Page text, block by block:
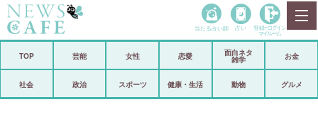
政治
当たる占い師 占い 登録• ログイン
マイルーム
TOP 芸能 女性 恋愛
面白ネタ
雑学
お金
社会 政治 スポーツ 健康・生活 動物 グルメ